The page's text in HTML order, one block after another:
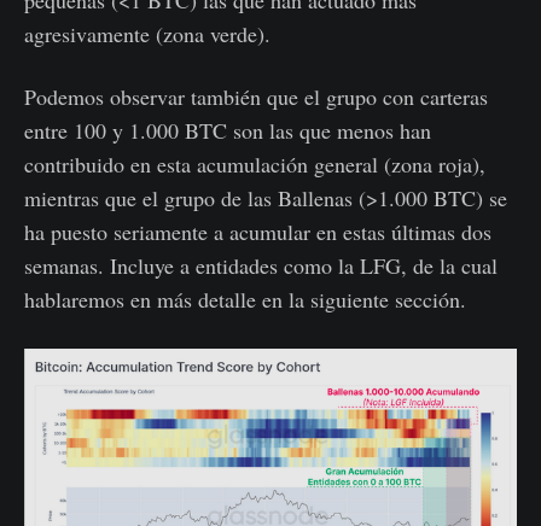
agresivamente (zona verde).
Podemos observar también que el grupo con carteras
entre 100 y 1.000 BTC son las que menos han
contribuido en esta acumulación general (zona roja),
mientras que el grupo de las Ballenas (>1.000 BTC) se
ha puesto seriamente a acumular en estas últimas dos
semanas. Incluye a entidades como la LFG, de la cual
hablaremos en más detalle en la siguiente sección.